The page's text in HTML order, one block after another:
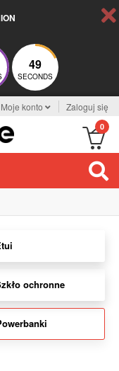
48
SECONDS
Moje konto Zaloguj się
0
ochronne